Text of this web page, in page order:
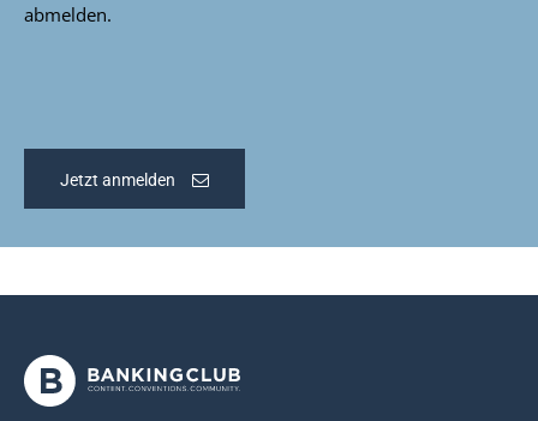
abmelden.
Jetzt anmelden